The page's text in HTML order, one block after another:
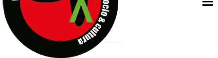
D’BALDOMEROS REINVENTAN [BITÁCORA 3.0] EN EXVITA
MARSHALL FLASH PRESENTA EN EXVITA [RELATIVA
JOFRE BARDAGÍ EN EXVITA INTERPRETANDO A SERRAT